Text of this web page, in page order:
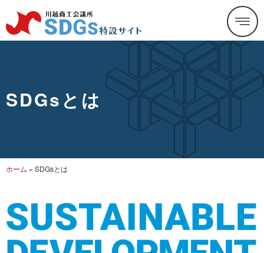
SDGsとは
ホーム » SDGsとは